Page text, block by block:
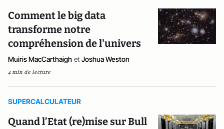
Comment le big data
transforme notre
compréhension de l'univers
Muiris MacCarthaigh et Joshua Weston
4 min de lecture
SUPERCALCULATEUR
Quand l’Etat (re)mise sur Bull